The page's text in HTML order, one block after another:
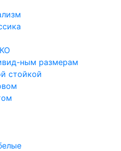
ным размерам
стойкой